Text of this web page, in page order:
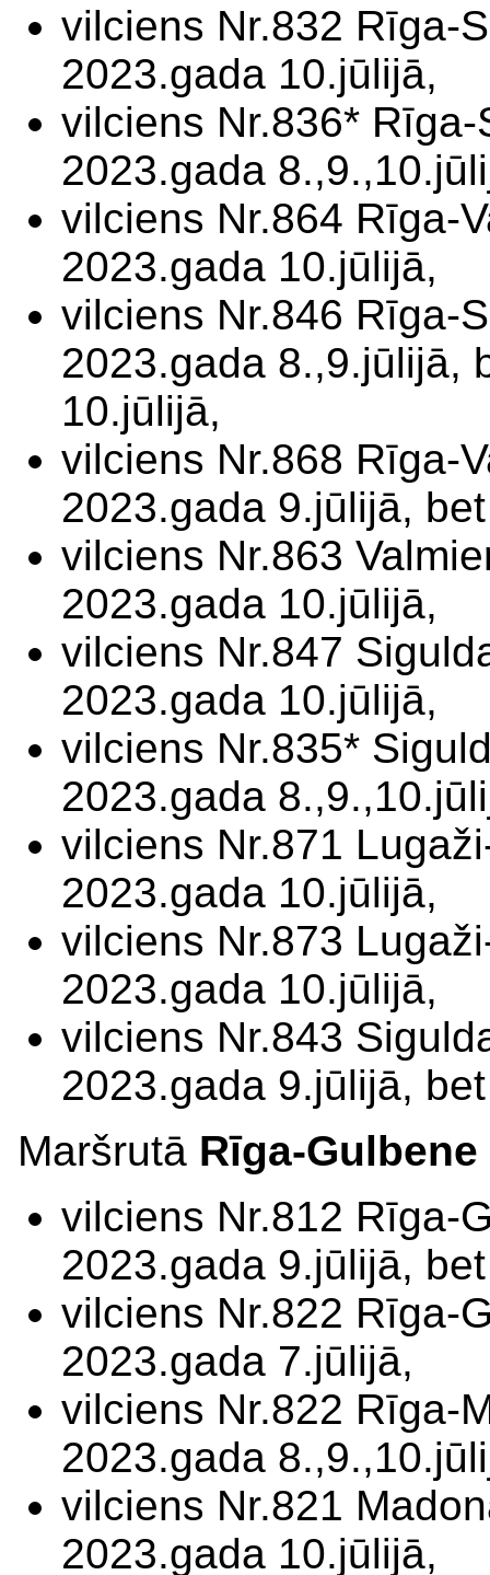
vilciens Nr.832 Rīga-
2023.gada 10.jūlijā,
vilciens Nr.836*
2023.gada
vilciens Nr.864 Rīga-
2023.gada 10.jūlijā,
vilciens Nr.846 Rīga-
2023.gada 8.,9.jūlijā,
10.jūlijā,
vilciens Nr.868 Rīga-
2023.gada 9.jūlijā,
vilciens Nr.863
2023.gada 10.jūlijā,
vilciens Nr.847
2023.gada 10.jūlijā,
vilciens Nr.835*
2023.gada
vilciens Nr.871
2023.gada 10.jūlijā,
vilciens Nr.873
2023.gada 10.jūlijā,
vilciens Nr.843
2023.gada 9.jūlijā,
Maršrutā Rīga-Gulbene
vilciens Nr.812 Rīga-
2023.gada 9.jūlijā,
vilciens Nr.822 Rīga-
2023.gada 7.jūlijā,
vilciens Nr.822 Rīga-
2023.gada
vilciens Nr.821
2023.gada 10.jūlijā,